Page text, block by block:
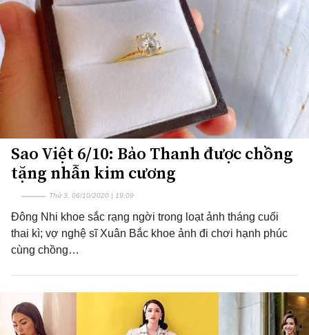
Sao Việt 6/10: Bảo Thanh được chồng
tặng nhẫn kim cương
Thứ 3, 06/10/2020 | 19:09
Đông Nhi khoe sắc rạng ngời trong loạt ảnh tháng cuối
thai kì; vợ nghệ sĩ Xuân Bắc khoe ảnh đi chơi hạnh phúc
cùng chồng…